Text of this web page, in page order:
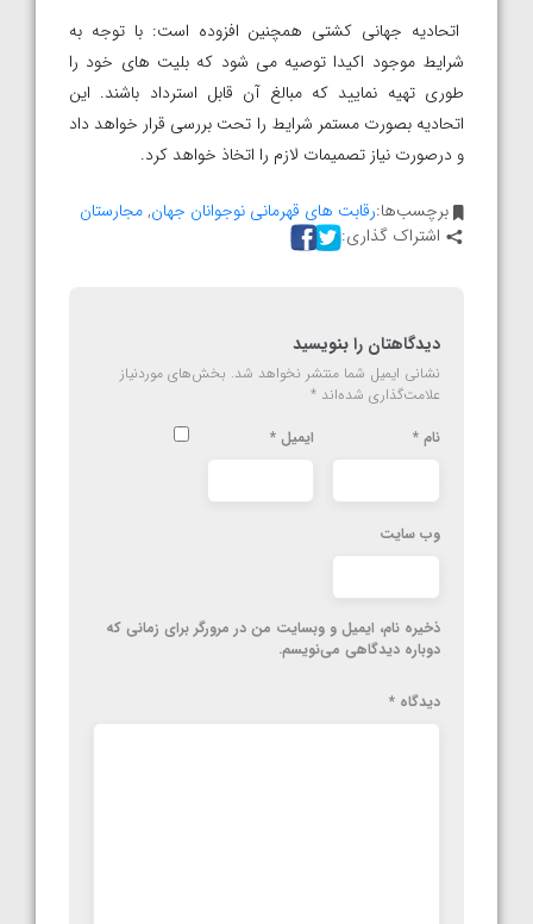
اتحادیه جهانی کشتی همچنین افزوده است: با توجه به
شرایط موجود اکیدا توصیه می شود که بلیت های خود را
طوری تهیه نمایید که مبالغ آن قابل استرداد باشند. این
اتحادیه بصورت مستمر شرایط را تحت بررسی قرار خواهد داد
و درصورت نیاز تصمیمات لازم را اتخاذ خواهد کرد.
برچسب‌ها:رقابت های قهرمانی نوجوانان جهان,مجارستان
اشتراک گذاری:
دیدگاهتان را بنویسید
نشانی ایمیل شما منتشر نخواهد شد. بخش‌های موردنیاز
علامت‌گذاری شده‌اند *
نام * ایمیل *
وب‌ سایت
ذخیره نام، ایمیل و وبسایت من در مرورگر برای زمانی که
دوباره دیدگاهی می‌نویسم.
دیدگاه *